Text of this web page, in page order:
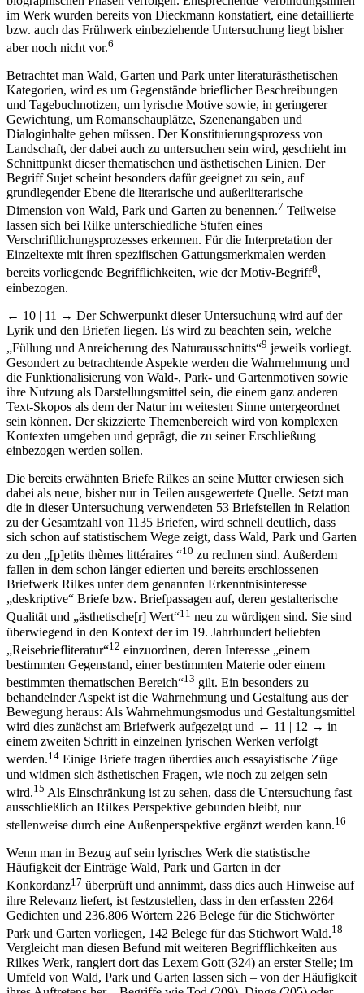
im Werk wurden bereits von Dieckmann konstatiert, eine detaillierte
bzw. auch das Frühwerk einbeziehende Untersuchung liegt bisher
aber noch nicht vor.6
Betrachtet man Wald, Garten und Park unter literaturästhetischen
Kategorien, wird es um Gegenstände brieflicher Beschreibungen
und Tagebuchnotizen, um lyrische Motive sowie, in geringerer
Gewichtung, um Romanschauplätze, Szenenangaben und
Dialoginhalte gehen müssen. Der Konstituierungsprozess von
Landschaft, der dabei auch zu untersuchen sein wird, geschieht im
Schnittpunkt dieser thematischen und ästhetischen Linien. Der
Begriff Sujet scheint besonders dafür geeignet zu sein, auf
grundlegender Ebene die literarische und außerliterarische
Dimension von Wald, Park und Garten zu benennen.7 Teilweise
lassen sich bei Rilke unterschiedliche Stufen eines
Verschriftlichungsprozesses erkennen. Für die Interpretation der
Einzeltexte mit ihren spezifischen Gattungsmerkmalen werden
bereits vorliegende Begrifflichkeiten, wie der Motiv-Begriff8,
einbezogen.
← 10 | 11 → Der Schwerpunkt dieser Untersuchung wird auf der
Lyrik und den Briefen liegen. Es wird zu beachten sein, welche
„Füllung und Anreicherung des Naturausschnitts“9 jeweils vorliegt.
Gesondert zu betrachtende Aspekte werden die Wahrnehmung und
die Funktionalisierung von Wald-, Park- und Gartenmotiven sowie
ihre Nutzung als Darstellungsmittel sein, die einem ganz anderen
Text-Skopos als dem der Natur im weitesten Sinne untergeordnet
sein können. Der skizzierte Themenbereich wird von komplexen
Kontexten umgeben und geprägt, die zu seiner Erschließung
einbezogen werden sollen.
Die bereits erwähnten Briefe Rilkes an seine Mutter erwiesen sich
dabei als neue, bisher nur in Teilen ausgewertete Quelle. Setzt man
die in dieser Untersuchung verwendeten 53 Briefstellen in Relation
zu der Gesamtzahl von 1135 Briefen, wird schnell deutlich, dass
sich schon auf statistischem Wege zeigt, dass Wald, Park und Garten
zu den „[p]etits thèmes littéraires “10 zu rechnen sind. Außerdem
fallen in dem schon länger edierten und bereits erschlossenen
Briefwerk Rilkes unter dem genannten Erkenntnisinteresse
„deskriptive“ Briefe bzw. Briefpassagen auf, deren gestalterische
Qualität und „ästhetische[r] Wert“11 neu zu würdigen sind. Sie sind
überwiegend in den Kontext der im 19. Jahrhundert beliebten
„Reisebriefliteratur“12 einzuordnen, deren Interesse „einem
bestimmten Gegenstand, einer bestimmten Materie oder einem
bestimmten thematischen Bereich“13 gilt. Ein besonders zu
behandelnder Aspekt ist die Wahrnehmung und Gestaltung aus der
Bewegung heraus: Als Wahrnehmungsmodus und Gestaltungsmittel
wird dies zunächst am Briefwerk aufgezeigt und ← 11 | 12 → in
einem zweiten Schritt in einzelnen lyrischen Werken verfolgt
werden.14 Einige Briefe tragen überdies auch essayistische Züge
und widmen sich ästhetischen Fragen, wie noch zu zeigen sein
wird.15 Als Einschränkung ist zu sehen, dass die Untersuchung fast
ausschließlich an Rilkes Perspektive gebunden bleibt, nur
stellenweise durch eine Außenperspektive ergänzt werden kann.16
Wenn man in Bezug auf sein lyrisches Werk die statistische
Häufigkeit der Einträge Wald, Park und Garten in der
Konkordanz17 überprüft und annimmt, dass dies auch Hinweise auf
ihre Relevanz liefert, ist festzustellen, dass in den erfassten 2264
Gedichten und 236.806 Wörtern 226 Belege für die Stichwörter
Park und Garten vorliegen, 142 Belege für das Stichwort Wald.18
Vergleicht man diesen Befund mit weiteren Begrifflichkeiten aus
Rilkes Werk, rangiert dort das Lexem Gott (324) an erster Stelle; im
Umfeld von Wald, Park und Garten lassen sich – von der Häufigkeit